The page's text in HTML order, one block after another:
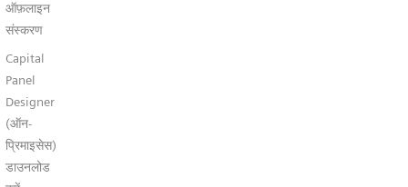
ऑफ़लाइन
संस्करण
Capital
Panel
Designer
(ऑन-
प्रिमाइसेस)
डाउनलोड